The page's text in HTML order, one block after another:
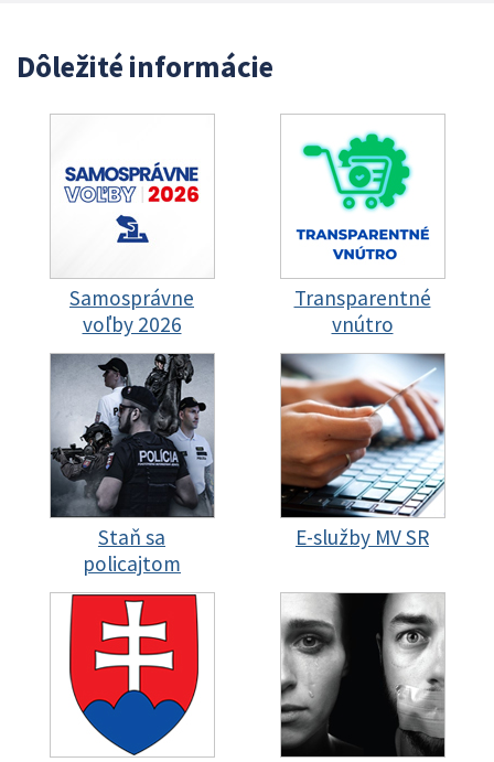
Dôležité informácie
Samosprávne
voľby 2026
Transparentné
vnútro
Staň sa
policajtom
E-služby MV SR